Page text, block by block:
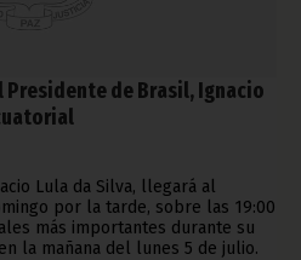
de Brasil, Ignacio
Lula da Silva, llegará al
por la tarde, sobre las 19:00
más importantes durante su
la mañana del lunes 5 de julio.